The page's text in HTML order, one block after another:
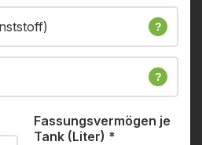
?
?
Fassungsvermögen je
Tank (Liter) *